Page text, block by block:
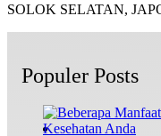
SOLOK SELATAN,
Populer Posts